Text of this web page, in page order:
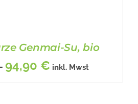
Genmai-Su, bio
94,90 € inkl. Mwst